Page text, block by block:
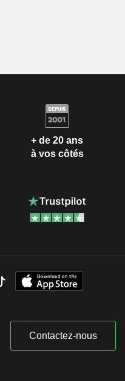
+ de 20 ans
à vos côtés
Contactez-nous